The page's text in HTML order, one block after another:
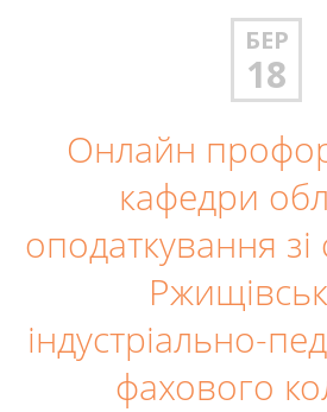
БЕР
18
Онлайн
кафедри
оподаткування зі
індустріально-
фахового